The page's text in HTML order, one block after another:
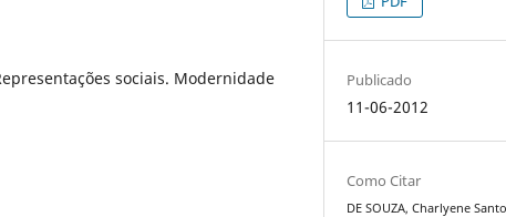
sociais. Modernidade Publicado
11-06-2012
Como Citar
DE SOUZA, Charlyene